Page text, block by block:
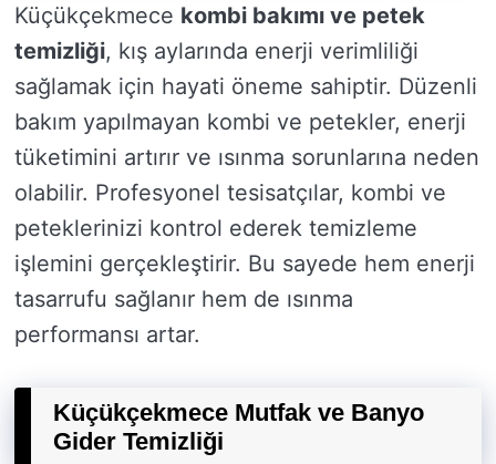
Küçükçekmece kombi bakımı ve petek
temizliği, kış aylarında enerji verimliliği
sağlamak için hayati öneme sahiptir. Düzenli
bakım yapılmayan kombi ve petekler, enerji
tüketimini artırır ve ısınma sorunlarına neden
olabilir. Profesyonel tesisatçılar, kombi ve
peteklerinizi kontrol ederek temizleme
işlemini gerçekleştirir. Bu sayede hem enerji
tasarrufu sağlanır hem de ısınma
performansı artar.
Küçükçekmece Mutfak ve Banyo
Gider Temizliği